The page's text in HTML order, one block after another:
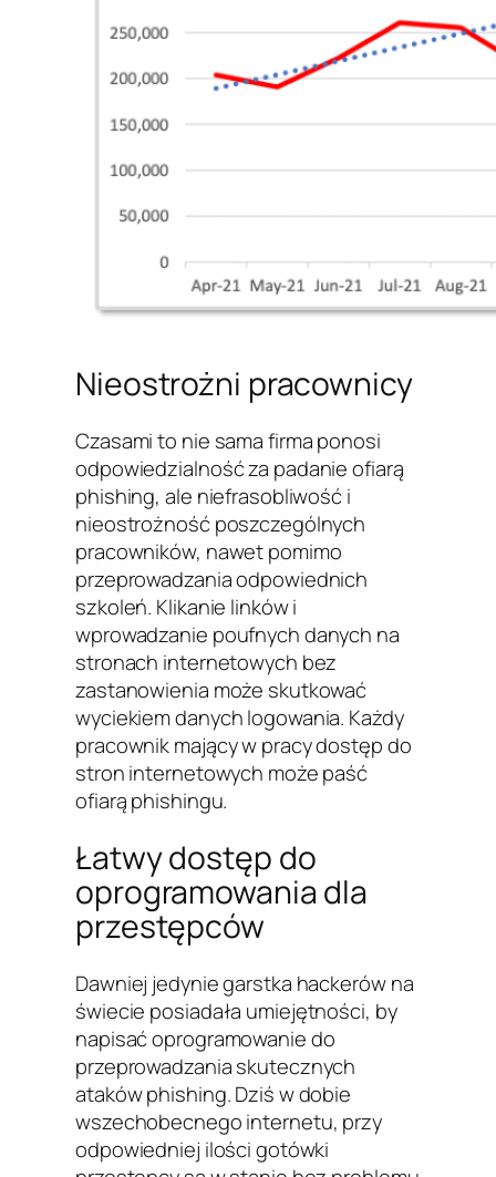
Nieostrożni pracownicy
Czasami to nie sama firma ponosi
odpowiedzialność za padanie ofiarą
phishing, ale niefrasobliwość i
nieostrożność poszczególnych
pracowników, nawet pomimo
przeprowadzania odpowiednich
szkoleń. Klikanie linków i
wprowadzanie poufnych danych na
stronach internetowych bez
zastanowienia może skutkować
wyciekiem danych logowania. Każdy
pracownik mający w pracy dostęp do
stron internetowych może paść
ofiarą phishingu.
Łatwy dostęp do
oprogramowania dla
przestępców
Dawniej jedynie garstka hackerów na
świecie posiadała umiejętności, by
napisać oprogramowanie do
przeprowadzania skutecznych
ataków phishing. Dziś w dobie
wszechobecnego internetu, przy
odpowiedniej ilości gotówki